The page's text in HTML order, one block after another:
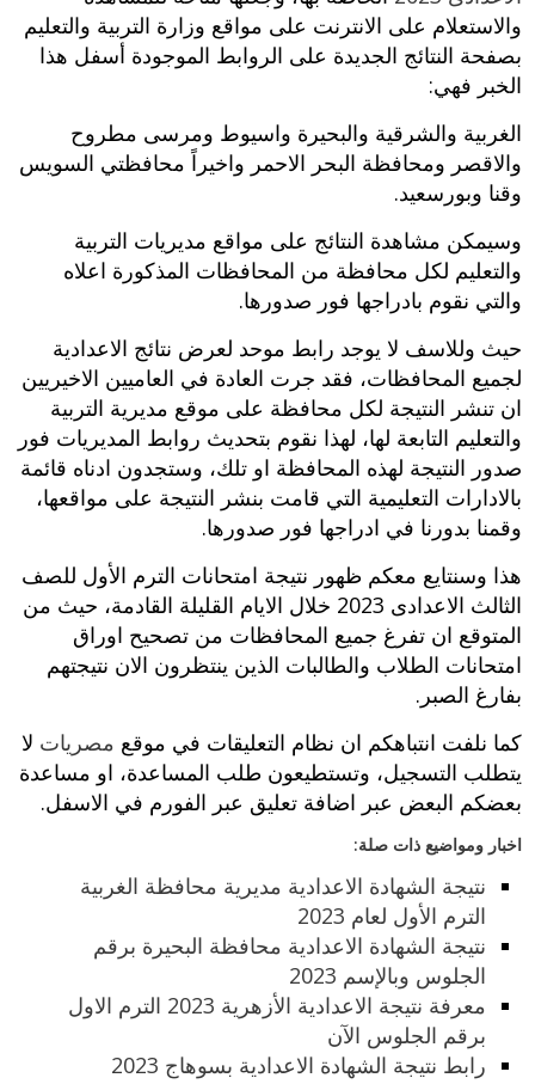
والاستعلام على الانترنت على مواقع وزارة التربية والتعليم
بصفحة النتائج الجديدة على الروابط الموجودة أسفل هذا
الخبر فهي:
الغربية والشرقية والبحيرة واسيوط ومرسى مطروح
والاقصر ومحافظة البحر الاحمر واخيراً محافظتي السويس
وقنا وبورسعيد.
وسيمكن مشاهدة النتائج على مواقع مديريات التربية
والتعليم لكل محافظة من المحافظات المذكورة اعلاه
والتي نقوم بادراجها فور صدورها.
حيث وللاسف لا يوجد رابط موحد لعرض نتائج الاعدادية
لجميع المحافظات، فقد جرت العادة في العاميين الاخيريين
ان تنشر النتيجة لكل محافظة على موقع مديرية التربية
والتعليم التابعة لها، لهذا نقوم بتحديث روابط المديريات فور
صدور النتيجة لهذه المحافظة او تلك، وستجدون ادناه قائمة
بالادارات التعليمية التي قامت بنشر النتيجة على مواقعها،
وقمنا بدورنا في ادراجها فور صدورها.
هذا وسنتايع معكم ظهور نتيجة امتحانات الترم الأول للصف
الثالث الاعدادى 2023 خلال الايام القليلة القادمة، حيث من
المتوقع ان تفرغ جميع المحافظات من تصحيح اوراق
امتحانات الطلاب والطالبات الذين ينتظرون الان نتيجتهم
بفارغ الصبر.
كما نلفت انتباهكم ان نظام التعليقات في موقع مصريات لا
يتطلب التسجيل، وتستطيعون طلب المساعدة، او مساعدة
بعضكم البعض عبر اضافة تعليق عبر الفورم في الاسفل.
اخبار ومواضيع ذات صلة:
نتيجة الشهادة الاعدادية مديرية محافظة الغربية
الترم الأول لعام 2023
نتيجة الشهادة الاعدادية محافظة البحيرة برقم
الجلوس وبالإسم 2023
معرفة نتيجة الاعدادية الأزهرية 2023 الترم الاول
برقم الجلوس الآن
رابط نتيجة الشهادة الاعدادية بسوهاج 2023